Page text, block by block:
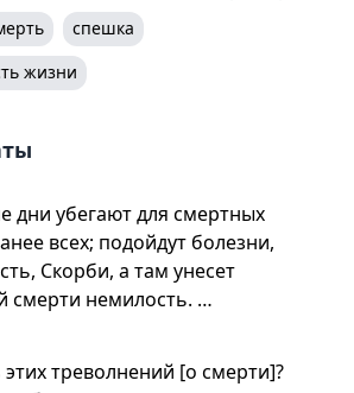
спешка
жизни
дни убегают для смертных
всех; подойдут болезни,
Скорби, а там унесет
смерти немилость. …
треволнений [о смерти]?